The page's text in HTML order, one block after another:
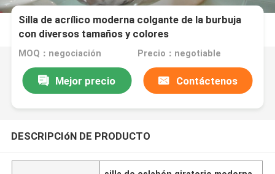
Silla de acrílico moderna colgante de la burbuja
con diversos tamaños y colores
MOQ：negociación Precio：negotiable
Mejor precio Contáctenos
DESCRIPCIóN DE PRODUCTO